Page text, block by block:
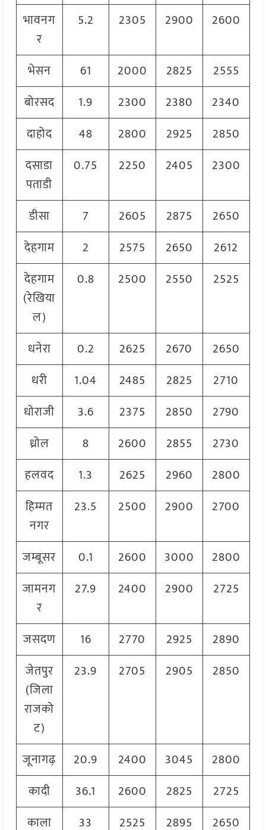
भावनग
र
5.2 2305 2900 2600
भेसन 61 2000 2825
2555
बोरसद
1.9 2300 2380
2340
दाहोद
48 2800 2925
2850
दसाडा
पताडी
0.75 2250 2405 2300
डीसा 7 2605 2875
2650
देहगाम
2 2575 2650
2612
देहगाम
(रेखिया
ल)
0.8 2500 2550 2525
धनेरा 0.2 2625 2670
2650
धरी
1.04 2485 2825
2710
धोराजी
3.6 2375 2850
2790
ध्रोल
8 2600 2855
2730
हलवद
1.3 2625 2960
2800
हिम्मत
नगर
23.5 2500 2900 2700
जम्बूसर 0.1 2600 3000
2800
जामनग
र
27.9 2400 2900 2725
जसदण 16 2770 2925
2890
जेतपुर
(जिला
राजको
ट)
23.9 2705 2905 2850
जूनागढ़ 20.9 2400 3045
2800
कादी
36.1 2600 2825
2725
काला
33 2525 2895 2650